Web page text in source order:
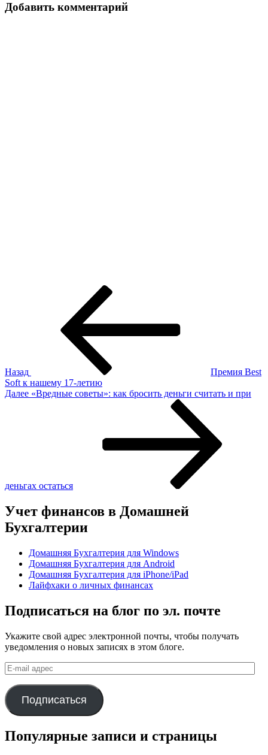
Добавить комментарий
Назад
Премия Best
Soft к нашему 17-летию
Следующая
Далее «Вредные советы»: как бросить деньги считать и при
деньгах остаться
Учет финансов в Домашней
Бухгалтерии
Домашняя Бухгалтерия для Windows
Домашняя Бухгалтерия для Android
Домашняя Бухгалтерия для iPhone/iPad
Лайфхаки о личных финансах
Подписаться на блог по эл. почте
Укажите свой адрес электронной почты, чтобы получать
уведомления о новых записях в этом блоге.
E-
mail
адрес
Подписаться
Популярные записи и страницы